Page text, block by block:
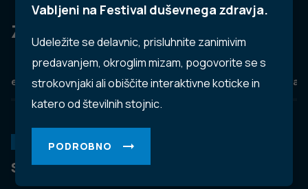
Vabljeni na Festival duševnega zdravja.
Udeležite se delavnic, prisluhnite zanimivim
predavanjem, okroglim mizam, pogovorite se s
strokovnjaki ali obiščite interaktivne koticke in
katero od številnih stojnic.
PODROBNO
Za dobro javno zdravje
eZdravje Podatkovni portal NIJZ ambulante
KORONAVIRUS
Spremljanje okužb s SARS-CoV-2 (covid-19)